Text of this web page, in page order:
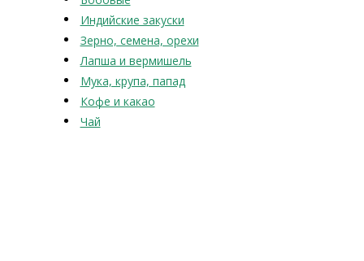
Индийские закуски
Зерно, семена, орехи
Лапша и вермишель
Мука, крупа, папад
Кофе и какао
Чай